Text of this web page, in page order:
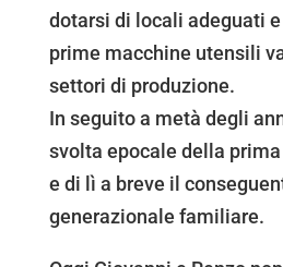
dotarsi di locali adeguati
prime macchine utensili
settori di produzione.
In seguito a metà degli
svolta epocale della
e di lì a breve il
generazionale familiare.